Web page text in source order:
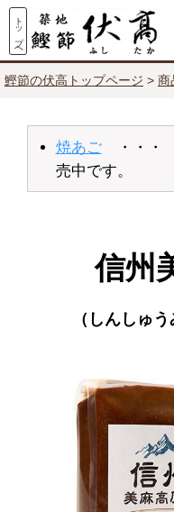
焼あご・・・
売中です。
鰹節の伏高トップページ 商
信州
（しんしゅ